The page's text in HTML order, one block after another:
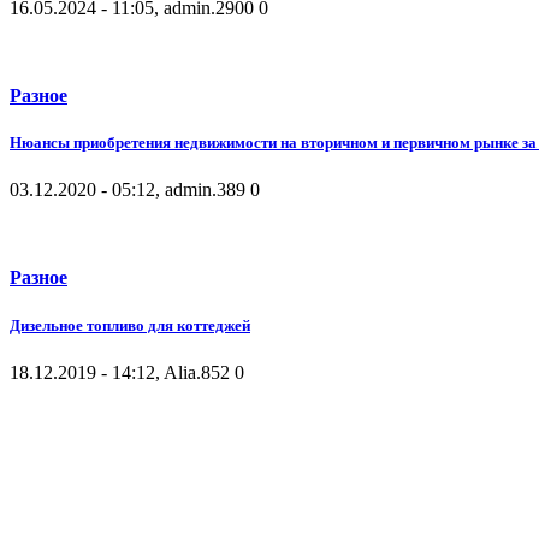
16.05.2024 - 11:05, admin.2900 0
Разное
Нюансы приобретения недвижимости на вторичном и первичном рынке за
03.12.2020 - 05:12, admin.389 0
Разное
Дизельное топливо для коттеджей
18.12.2019 - 14:12, Alia.852 0